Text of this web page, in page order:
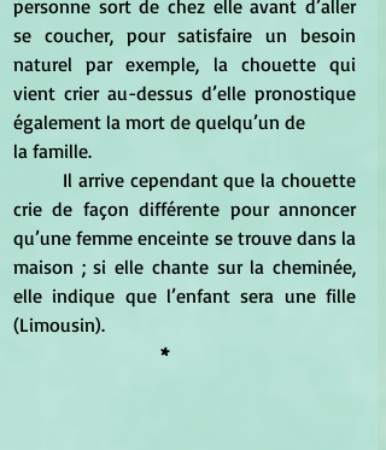
personne sort de chez elle avant d’aller
se coucher, pour satisfaire un besoin
naturel par exemple, la chouette qui
vient crier au-dessus d’elle pronostique
également la mort de quelqu’un de
la famille.
crie de façon différente pour annoncer
qu’une femme enceinte se trouve dans la
maison ; si elle chante sur la cheminée,
elle indique que l’enfant sera une fille
(Limousin).
*